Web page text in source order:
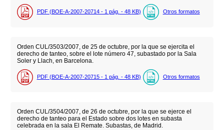
PDF (BOE-A-2007-20714 - 1 pág. - 48 KB) Otros formatos
Orden CUL/3503/2007, de 25 de octubre, por la que se ejercita el
derecho de tanteo, sobre el lote número 47, subastado por la Sala
Soler y Llach, en Barcelona.
PDF (BOE-A-2007-20715 - 1 pág. - 48 KB) Otros formatos
Orden CUL/3504/2007, de 26 de octubre, por la que se ejerce el
derecho de tanteo para el Estado sobre dos lotes en subasta
celebrada en la sala El Remate. Subastas, de Madrid.